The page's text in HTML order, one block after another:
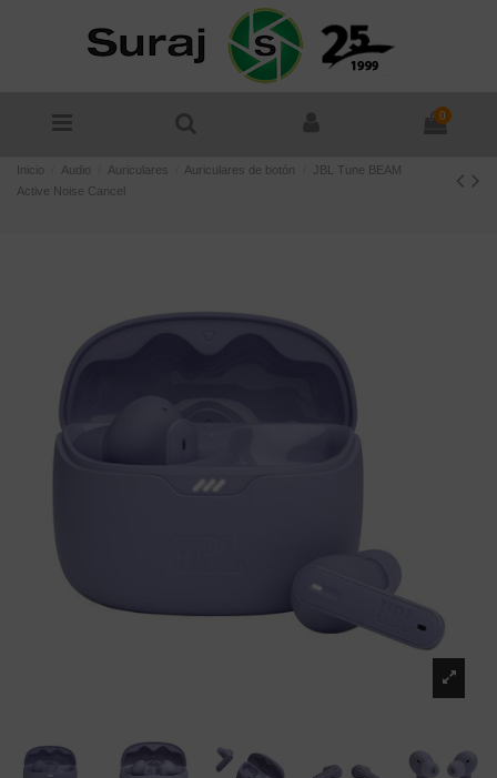
0
Inicio Audio Auriculares Auriculares de botón
JBL Tune BEAM
Active Noise Cancel